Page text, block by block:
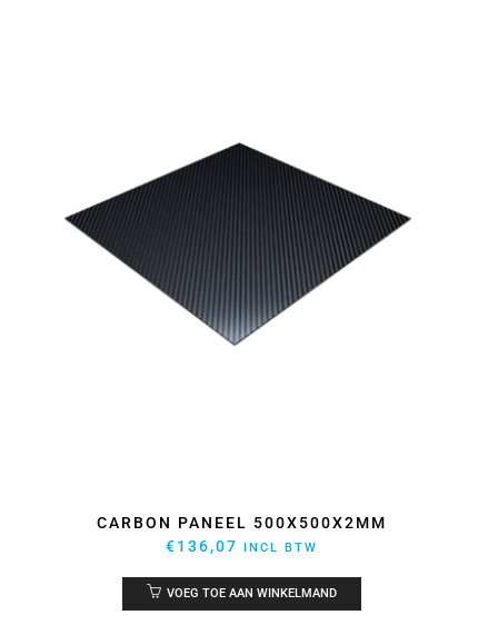
CARBON PANEEL 500X500X2MM
€136,07 INCL BTW
VOEG TOE AAN WINKELMAND